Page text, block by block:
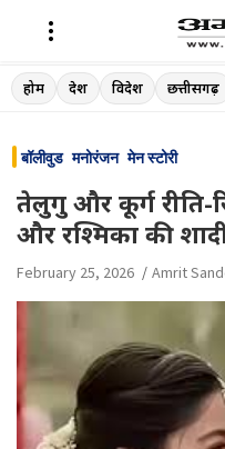
Skip
to
होम देश विदेश छत्तीसगढ़
बॉलीवुड मनोरंजन मेन स्टोरी
तेलुगु और कूर्ग रीति-
और रश्मिका की
February 25, 2026 Amrit